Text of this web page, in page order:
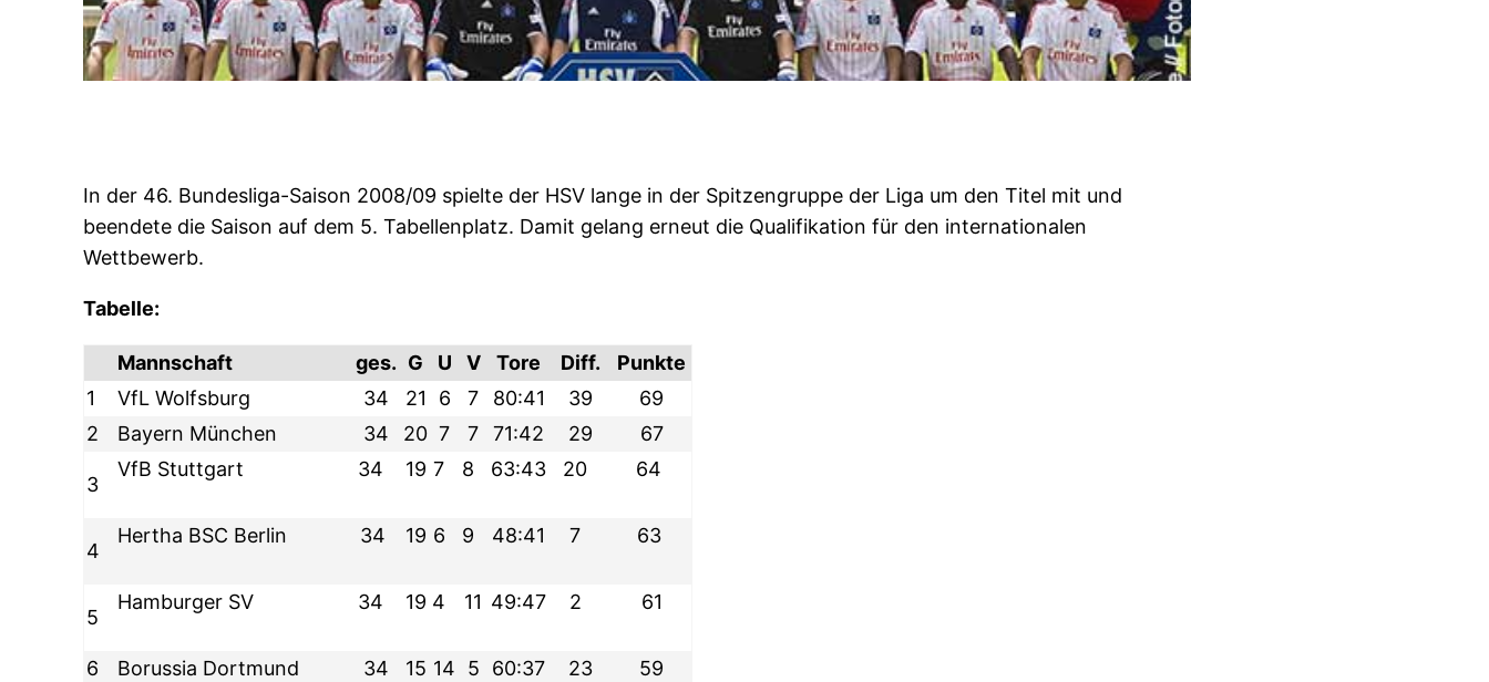
In der 46. Bundesliga-Saison 2008/09 spielte der HSV lange in der Spitzengruppe der Liga um den Titel mit und
beendete die Saison auf dem 5. Tabellenplatz. Damit gelang erneut die Qualifikation für den internationalen
Wettbewerb.
Tabelle:
Mannschaft ges. G U V Tore Diff.
Punkte
1
VfL Wolfsburg 34 21 6 7 80:41 39
69
2
Bayern München 34 20 7 7 71:42 29 67
3
VfB Stuttgart 34 19 7 8 63:43 20 64
4
Hertha BSC Berlin 34 19 6 9 48:41 7 63
5
Hamburger SV 34 19 4 11 49:47 2 61
6 Borussia Dortmund 34 15 14 5 60:37 23
59